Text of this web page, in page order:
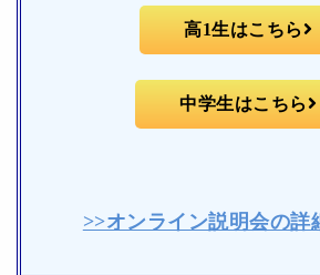
高1生はこちら
中学生はこちら
>>オンライン説明会の詳